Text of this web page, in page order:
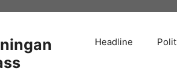
Headline